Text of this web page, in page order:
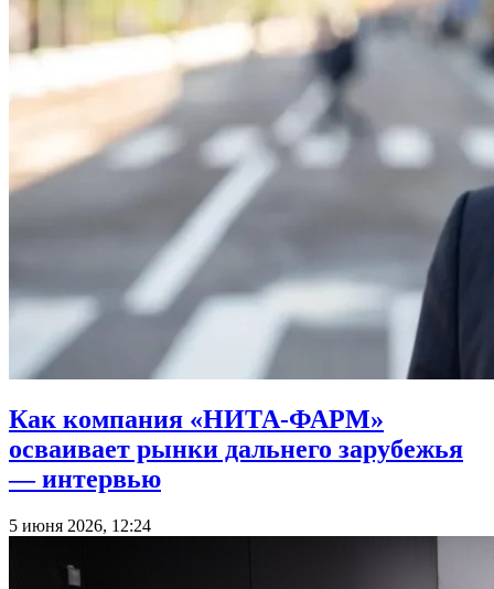
Как компания «НИТА-ФАРМ»
осваивает рынки дальнего зарубежья
— интервью
5 июня 2026, 12:24